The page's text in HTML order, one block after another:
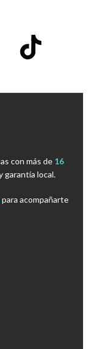
con más de 16
garantía local.
para acompañarte